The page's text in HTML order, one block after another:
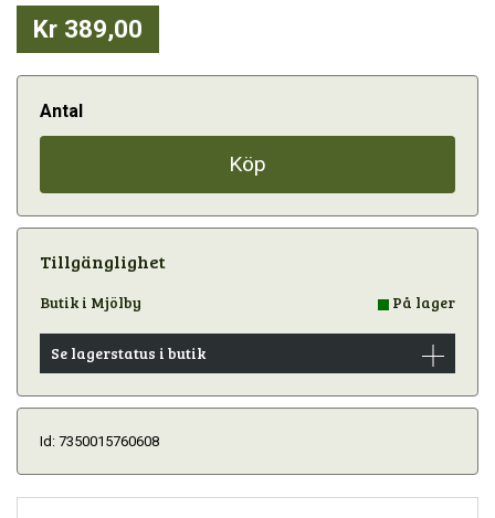
Kr 389,00
Antal
Köp
Tillgänglighet
Butik i Mjölby På lager
Se lagerstatus i butik
Id: 7350015760608